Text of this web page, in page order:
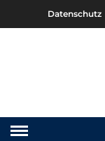
Datenschutz